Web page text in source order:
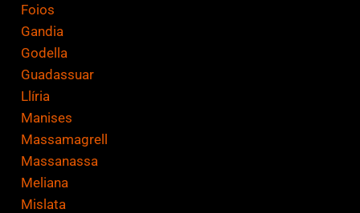
Foios
Gandia
Godella
Guadassuar
Llíria
Manises
Massamagrell
Massanassa
Meliana
Mislata